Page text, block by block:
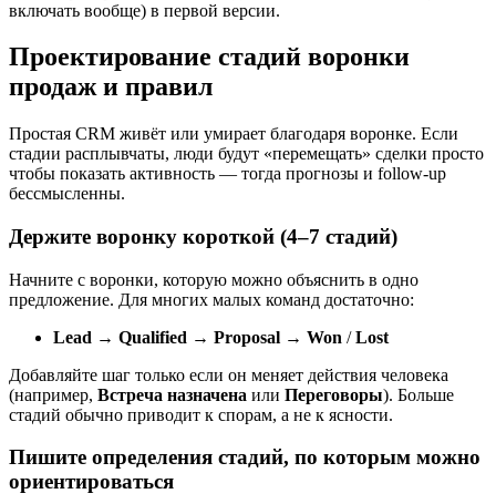
включать вообще) в первой версии.
Проектирование стадий воронки
продаж и правил
Простая CRM живёт или умирает благодаря воронке. Если
стадии расплывчаты, люди будут «перемещать» сделки просто
чтобы показать активность — тогда прогнозы и follow-up
бессмысленны.
Держите воронку короткой (4–7 стадий)
Начните с воронки, которую можно объяснить в одно
предложение. Для многих малых команд достаточно:
Lead → Qualified → Proposal → Won /Lost
Добавляйте шаг только если он меняет действия человека
(например, Встреча назначена или Переговоры). Больше
стадий обычно приводит к спорам, а не к ясности.
Пишите определения стадий, по которым можно
ориентироваться